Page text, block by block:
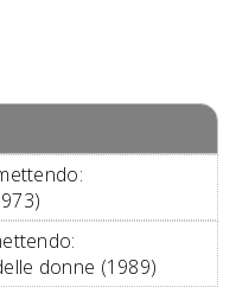
donne (1989)